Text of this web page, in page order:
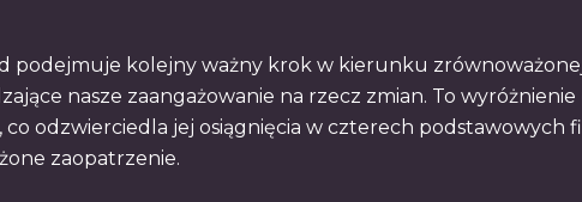
podejmuje kolejny ważny krok w kierunku
nasze zaangażowanie na rzecz zmian. To
co odzwierciedla jej osiągnięcia w czterech podstawowych
zaopatrzenie.